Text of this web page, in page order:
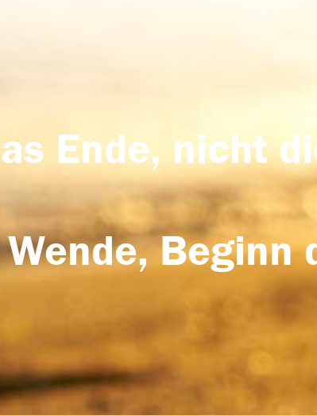
Ende, nicht
Beginn